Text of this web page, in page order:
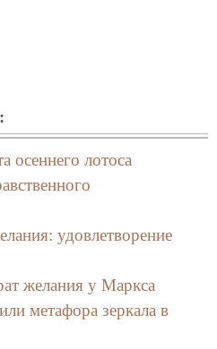
осеннего лотоса
удовлетворение
желания у Маркса
метафора зеркала в